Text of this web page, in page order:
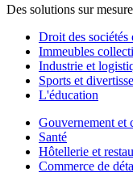
Des solutions sur
Droit des
Immeubles
Industrie et
Sports et
L'éducation
Gouvernement et
Santé
Hôtellerie et
Commerce de